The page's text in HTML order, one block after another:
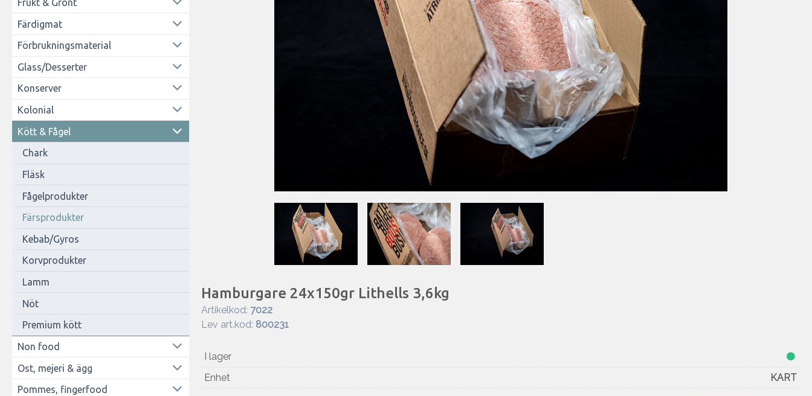
Frukt & Grönt
Färdigmat
Förbrukningsmaterial
Glass/Desserter
Konserver
Kolonial
Kött & Fågel
Chark
Fläsk
Fågelprodukter
Färsprodukter
Kebab/Gyros
Korvprodukter
Lamm
Nöt
Premium kött
Non food
Ost, mejeri & ägg
Pommes, fingerfood
Hamburgare 24x150gr Lithells 3,6kg
Artikelkod: 7022
Lev art.kod: 800231
I lager
Enhet
KART